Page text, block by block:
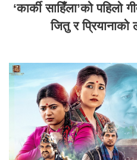
‘कार्की साहिँला’को पहिलो
जितु र प्रियानाको